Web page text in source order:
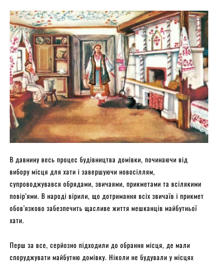
В давнину весь процес будівництва домівки, починаючи від
вибору місця для хати і завершуючи новосіллям,
супроводжувався обрядами, звичаями, прикметами та всілякими
повір’ями. В народі вірили, що дотримання всіх звичаїв і прикмет
обов’язково забезпечить щасливе життя мешканців майбутньої
хати.
Перш за все, серйозно підходили до обрання місця, де мали
споруджувати майбутню домівку. Ніколи не будували у місцях